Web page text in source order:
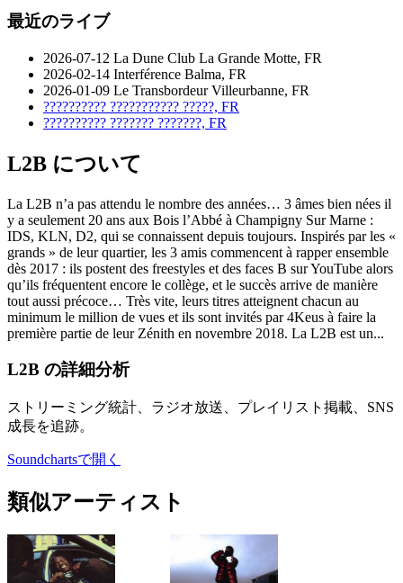
最近のライブ
2026-07-12 La Dune Club La Grande Motte, FR
2026-02-14 Interférence Balma, FR
2026-01-09 Le Transbordeur Villeurbanne, FR
?????????? ??????????? ?????, FR
?????????? ??????? ???????, FR
L2B について
La L2B n’a pas attendu le nombre des années… 3 âmes bien nées il
y a seulement 20 ans aux Bois l’Abbé à Champigny Sur Marne :
IDS, KLN, D2, qui se connaissent depuis toujours. Inspirés par les «
grands » de leur quartier, les 3 amis commencent à rapper ensemble
dès 2017 : ils postent des freestyles et des faces B sur YouTube alors
qu’ils fréquentent encore le collège, et le succès arrive de manière
tout aussi précoce… Très vite, leurs titres atteignent chacun au
minimum le million de vues et ils sont invités par 4Keus à faire la
première partie de leur Zénith en novembre 2018. La L2B est un...
L2B の詳細分析
ストリーミング統計、ラジオ放送、プレイリスト掲載、SNS
成長を追跡。
Soundchartsで開く
類似アーティスト